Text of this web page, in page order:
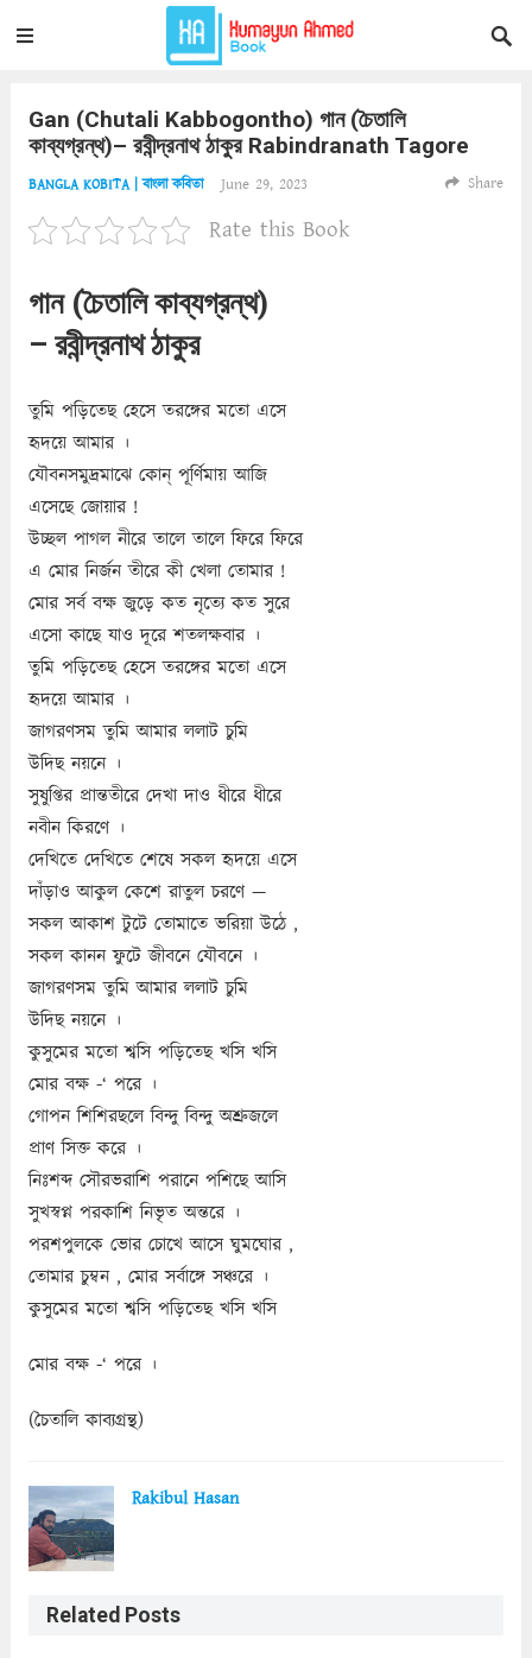
Gan (Chutali Kabbogontho) গান (চৈতালি
কাব্যগ্রন্থ)– রবীন্দ্রনাথ ঠাকুর Rabindranath Tagore
BANGLA KOBITA | বাংলা কবিতা June 29, 2023 Share
Rate this Book
গান (চৈতালি কাব্যগ্রন্থ)
– রবীন্দ্রনাথ ঠাকুর
তুমি পড়িতেছ হেসে তরঙ্গের মতো এসে
হৃদয়ে আমার ।
যৌবনসমুদ্রমাঝে কোন্‌ পূর্ণিমায় আজি
এসেছে জোয়ার !
উচ্ছল পাগল নীরে তালে তালে ফিরে ফিরে
এ মোর নির্জন তীরে কী খেলা তোমার !
মোর সর্ব বক্ষ জুড়ে কত নৃত্যে কত সুরে
এসো কাছে যাও দূরে শতলক্ষবার ।
তুমি পড়িতেছ হেসে তরঙ্গের মতো এসে
হৃদয়ে আমার ।
জাগরণসম তুমি আমার ললাট চুমি
উদিছ নয়নে ।
সুষুপ্তির প্রান্ততীরে দেখা দাও ধীরে ধীরে
নবীন কিরণে ।
দেখিতে দেখিতে শেষে সকল হৃদয়ে এসে
দাঁড়াও আকুল কেশে রাতুল চরণে —
সকল আকাশ টুটে তোমাতে ভরিয়া উঠে ,
সকল কানন ফুটে জীবনে যৌবনে ।
জাগরণসম তুমি আমার ললাট চুমি
উদিছ নয়নে ।
কুসুমের মতো শ্বসি পড়িতেছ খসি খসি
মোর বক্ষ -‘ পরে ।
গোপন শিশিরছলে বিন্দু বিন্দু অশ্রুজলে
প্রাণ সিক্ত করে ।
নিঃশব্দ সৌরভরাশি পরানে পশিছে আসি
সুখস্বপ্ন পরকাশি নিভৃত অন্তরে ।
পরশপুলকে ভোর চোখে আসে ঘুমঘোর ,
তোমার চুম্বন , মোর সর্বাঙ্গে সঞ্চরে ।
কুসুমের মতো শ্বসি পড়িতেছ খসি খসি
মোর বক্ষ -‘ পরে ।
(চৈতালি কাব্যগ্রন্থ)
Rakibul Hasan
Related Posts